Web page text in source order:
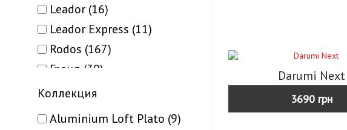
Leador (16)
Leador Express (11)
Rodos (167)
Гранд (30)
Папа Карло (132)
Коллекция
Aluminium Loft Plato (9)
Darumi Next
3690 грн